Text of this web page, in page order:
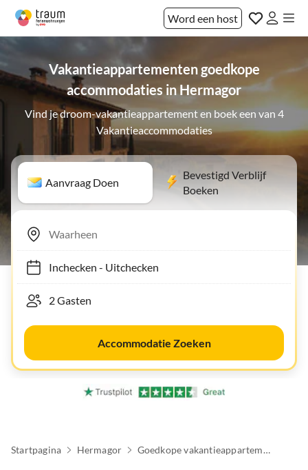
Word een host
Vakantieappartementen goedkope
accommodaties in Hermagor
Vind je droom-vakantieappartement en boek een van 4
Vakantieaccommodaties
Aanvraag Doen
Bevestigd Verblijf
Boeken
Inchecken- Uitchecken
Accommodatie Zoeken
Startpagina Hermagor Goedkope vakantieappartementen